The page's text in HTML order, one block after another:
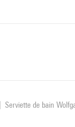
Serviette de bain